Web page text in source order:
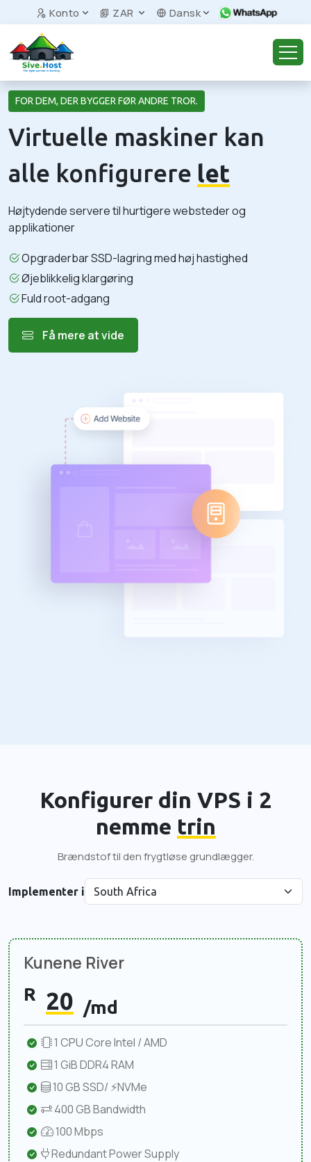
Konto ZAR Dansk
FOR DEM, DER BYGGER FØR ANDRE TROR.
Virtuelle maskiner kan
alle konfigurere let
Højtydende servere til hurtigere websteder og
applikationer
Opgraderbar SSD-lagring med høj hastighed
Øjeblikkelig klargøring
Fuld root-adgang
Få mere at vide
Konfigurer din VPS i 2
nemme trin
Brændstof til den frygtløse grundlægger.
Implementer i
Kunene River
R 20 /md
1 CPU Core Intel / AMD
1 GiB DDR4 RAM
10 GB SSD/ ⚡NVMe
400 GB Bandwidth
100 Mbps
Redundant Power Supply